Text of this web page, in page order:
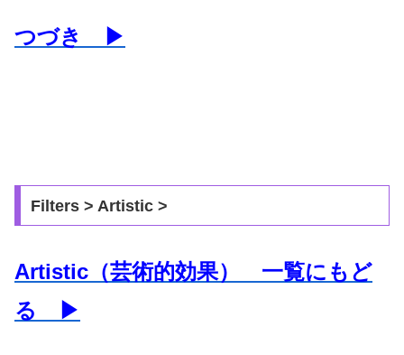
つづき ▶
Filters > Artistic >
Artistic（芸術的効果） 一覧にもど
る ▶